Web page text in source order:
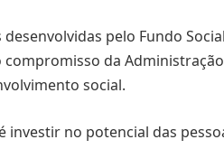
pelo Fundo
da
social.
investir no potencial das